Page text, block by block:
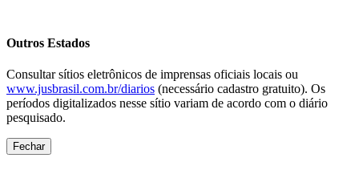
Outros Estados
Consultar sítios eletrônicos de imprensas oficiais locais ou
www.jusbrasil.com.br/diarios (necessário cadastro gratuito). Os
períodos digitalizados nesse sítio variam de acordo com o diário
pesquisado.
Fechar